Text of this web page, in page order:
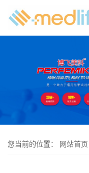
您当前的位置： 网站首页